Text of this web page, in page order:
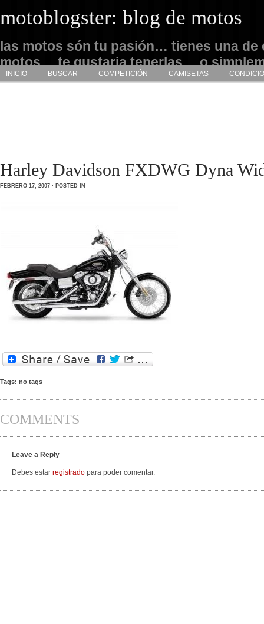
motoblogster: blog de motos
las motos són tu pasión… tienes una de
motos… te gustaria tenerlas… o
admirarlas… este es tu sitio
INICIO BUSCAR COMPETICIÓN CAMISETAS
Harley Davidson FXDWG Dyna
FEBRERO 17, 2007 · POSTED IN
Tags: no tags
COMMENTS
Leave a Reply
Debes estar registrado para poder comentar.